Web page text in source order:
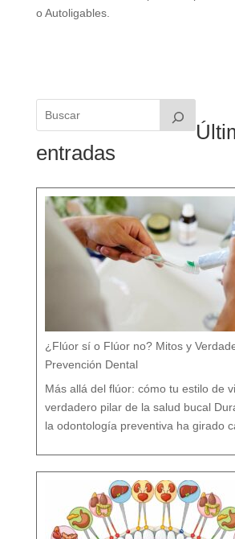
o Autoligables.
entradas
¿Flúor sí o Flúor no? Mitos y
Prevención Dental
Más allá del flúor: cómo tu estilo de
verdadero pilar de la salud bucal
la odontología preventiva ha girado